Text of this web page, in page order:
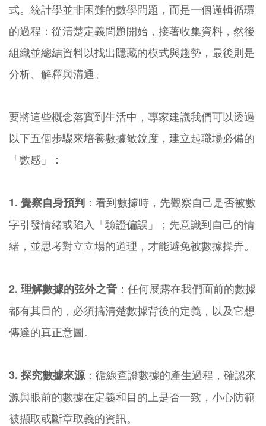
式。統計學並非困難的數學問題，而是一個邏輯循環
的過程：從清楚定義問題開始，接著收集資料，然後
組織並總結資料以找出隱藏的模式與趨勢，最後則是
分析、解釋與溝通。
要將這些概念落實到生活中，專家建議我們可以透過
以下五個步驟來培養數據敏銳度，建立起職場必備的
「數感」：
1. 覺察自身預判 ：看到數據時，先觀察自己是否被數
字引發情緒或陷入「驗證偏誤」；先意識到自己的情
緒，並思考對立立場的道理，才能避免被數據操弄。
2. 理解數據的弦外之音 ：任何展露在我們面前的數據
都有其目的，必須搞清楚數據背後的定義，以及它想
傳達的真正意圖。
3. 探究數據來源 ：循線查證數據的產生過程，確認來
源與眼前的數據在定義和目的上是否一致，小心防範
被擷取或斷章取義的資訊。